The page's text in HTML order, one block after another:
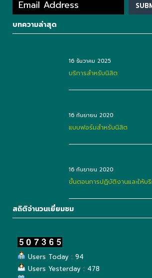
บทความล่าสุด
16 ธันวาคม 2025
บริการสำหรับนิสิต
16 กันยายน 2020
แบบฟอร์มสำหรับนิสิต
16 กันยายน 2020
ขั้นตอนการปฏิบัติงานและให้บ
สถิติจำนวนเยี่ยมชม
Users Today : 94
Users Yesterday : 478